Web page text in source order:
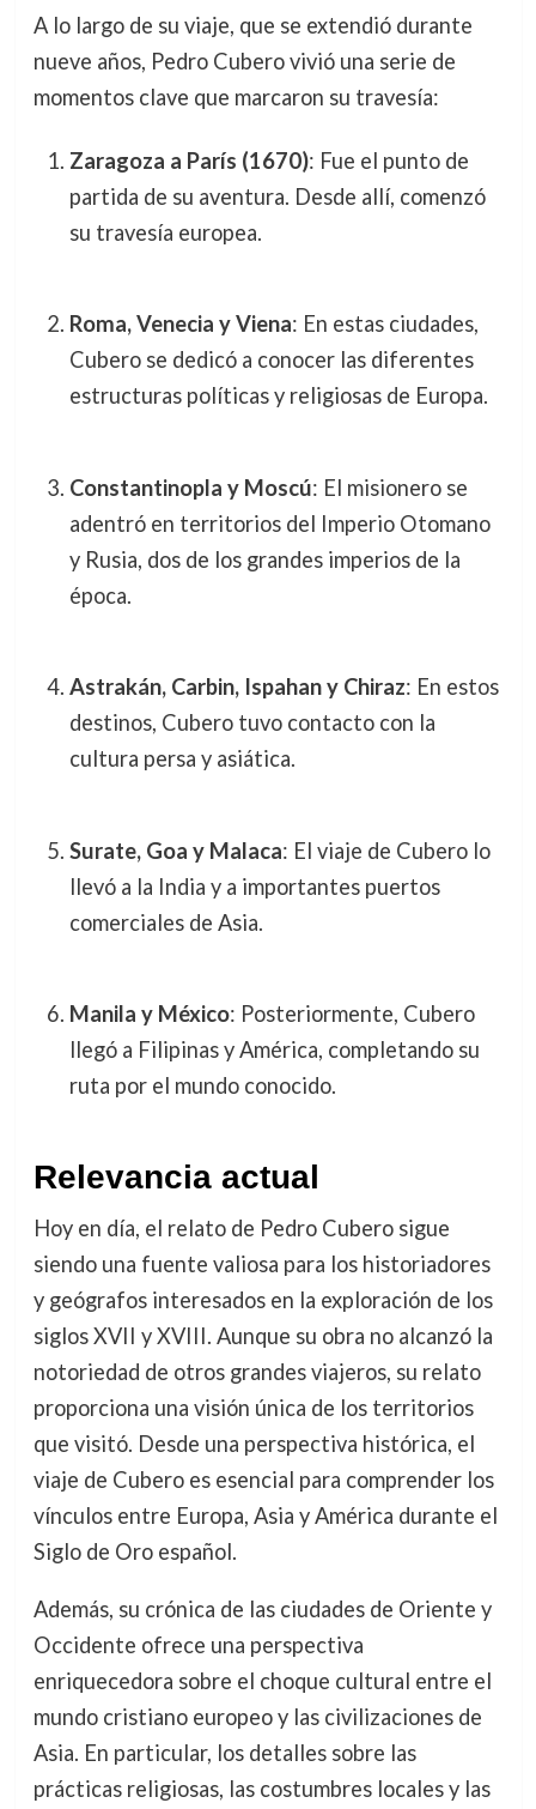
A lo largo de su viaje, que se extendió durante
nueve años, Pedro Cubero vivió una serie de
momentos clave que marcaron su travesía:
Zaragoza a París (1670): Fue el punto de
partida de su aventura. Desde allí, comenzó
su travesía europea.
Roma, Venecia y Viena: En estas ciudades,
Cubero se dedicó a conocer las diferentes
estructuras políticas y religiosas de Europa.
Constantinopla y Moscú: El misionero se
adentró en territorios del Imperio Otomano
y Rusia, dos de los grandes imperios de la
época.
Astrakán, Carbin, Ispahan y Chiraz: En estos
destinos, Cubero tuvo contacto con la
cultura persa y asiática.
Surate, Goa y Malaca: El viaje de Cubero lo
llevó a la India y a importantes puertos
comerciales de Asia.
Manila y México: Posteriormente, Cubero
llegó a Filipinas y América, completando su
ruta por el mundo conocido.
Relevancia actual
Hoy en día, el relato de Pedro Cubero sigue
siendo una fuente valiosa para los historiadores
y geógrafos interesados en la exploración de los
siglos XVII y XVIII. Aunque su obra no alcanzó la
notoriedad de otros grandes viajeros, su relato
proporciona una visión única de los territorios
que visitó. Desde una perspectiva histórica, el
viaje de Cubero es esencial para comprender los
vínculos entre Europa, Asia y América durante el
Siglo de Oro español.
Además, su crónica de las ciudades de Oriente y
Occidente ofrece una perspectiva
enriquecedora sobre el choque cultural entre el
mundo cristiano europeo y las civilizaciones de
Asia. En particular, los detalles sobre las
prácticas religiosas, las costumbres locales y las